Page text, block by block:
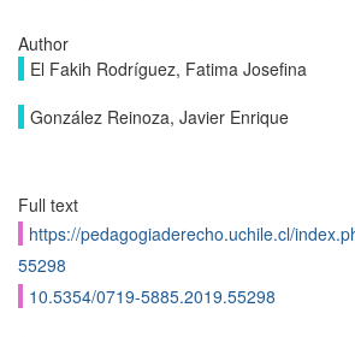
Author
El Fakih Rodríguez, Fatima Josefina
González Reinoza, Javier Enrique
Full text
https://pedagogiaderecho.uchile.cl/
55298
10.5354/0719-5885.2019.55298